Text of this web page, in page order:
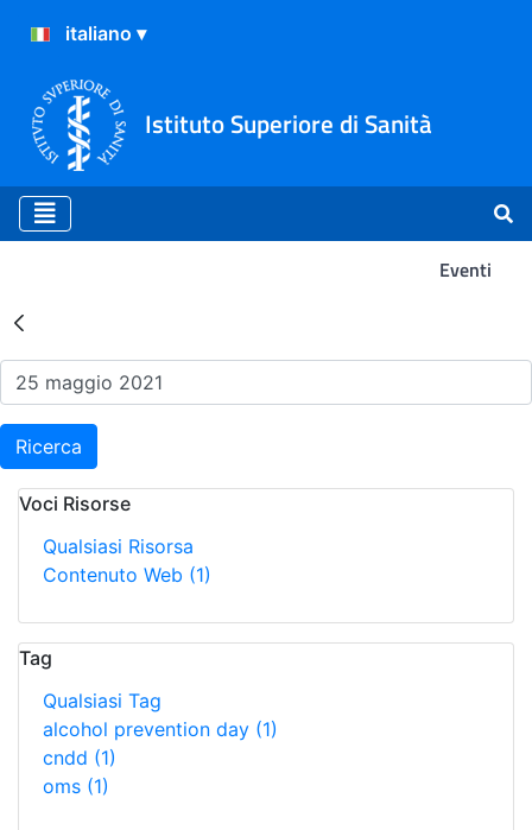
Istituto Superiore di Sanità
Eventi
Risultati della Ricerca -
Ricerca
Voci Risorse
Qualsiasi Risorsa
Contenuto Web (1)
Tag
Qualsiasi Tag
alcohol prevention day (1)
cndd (1)
oms (1)